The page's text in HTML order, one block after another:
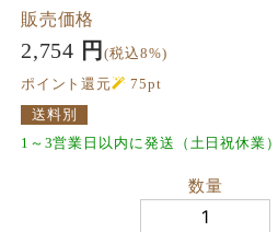
販売価格
2,754 円(税込8%)
ポイント還元
75pt
送料別
1～3営業日以内に発送（土日祝休業）
数量